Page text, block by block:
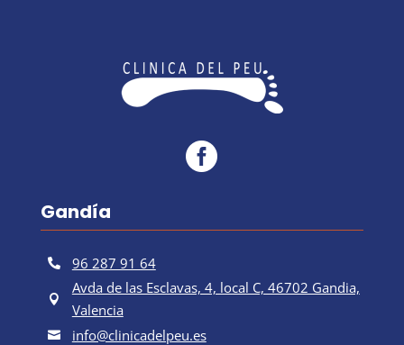

Gandía
 96 287 91 64

Avda de las Esclavas, 4, local C, 46702 Gandia,
Valencia
 info@clinicadelpeu.es